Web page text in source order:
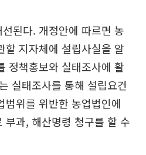
된다. 개정안에 따르면 농
할 지자체에 설립사실을 알
정책홍보와 실태조사에 활
실태조사를 통해 설립요건
범위를 위반한 농업법인에
부과, 해산명령 청구를 할 수